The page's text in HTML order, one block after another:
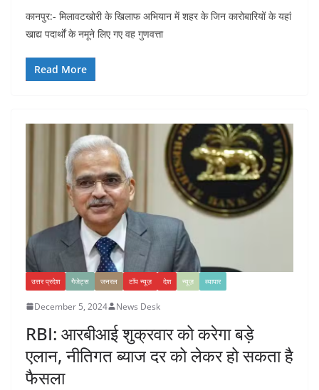
कानपुर:- मिलावटखोरी के खिलाफ अभियान में शहर के जिन कारोबारियों के यहां
खाद्य पदार्थों के नमूने लिए गए वह गुणवत्ता
Read More
उत्तर प्रदेश गैजेट्स जनरल टॉप न्यूज़ देश न्यूज़ ब्यापार
December 5, 2024 News Desk
RBI: आरबीआई शुक्रवार को करेगा बड़े
एलान, नीतिगत ब्याज दर को लेकर हो सकता है
फैसला